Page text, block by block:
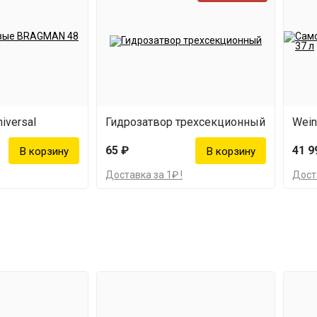
Гидрозатвор трехсекционный
65 ₽
Доставка за 1₽ !
41